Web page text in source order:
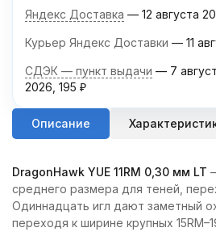
Яндекс Доставка 12 августа
Курьер Яндекс Доставки 11
СДЭК — пункт выдачи 7
2026 195 ₽
Описание
DragonHawk YUE 11RM 0,30 мм LT
среднего размера для теней,
Одиннадцать игл дают заметный
переходя к ширине крупных